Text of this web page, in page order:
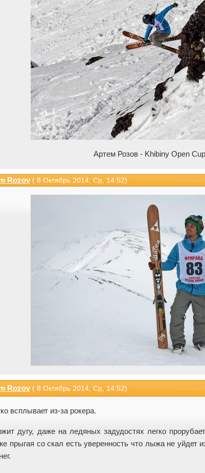
Артем Розов - Khibiny Open
Rozov ( 8 Октябрь 2014, Ср, 14:52)
Rozov ( 8 Октябрь 2014, Ср, 14:52)
всплывает из-за рокера.
дугу, даже на ледяных задудостях легко
прыгая со скал есть уверенность что лыжа не уйдет